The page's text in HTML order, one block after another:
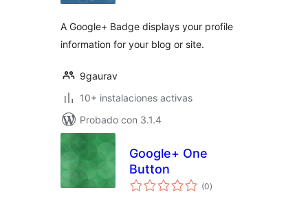
A Google+ Badge displays your profile
information for your blog or site.
9gaurav
10+ instalaciones activas
Probado con 3.1.4
Google+ One
Button
(0total
de
)